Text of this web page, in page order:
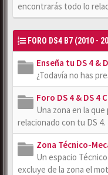
encontrarás todo lo
FORO DS4 B7 (2010 -
Enseña tu DS 4 &
¿Todavía no has
Foro DS 4 & DS 4
Una zona en la
relacionado con tu DS 4.
Zona Técnico-
Un espacio
excluye de la zona el